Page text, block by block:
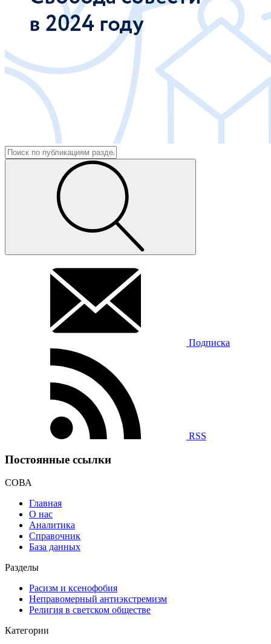
Подписка
RSS
Постоянные ссылки
СОВА
Главная
О нас
Аналитика
Справочник
База данных
Разделы
Расизм и ксенофобия
Неправомерный антиэкстремизм
Религия в светском обществе
Категории